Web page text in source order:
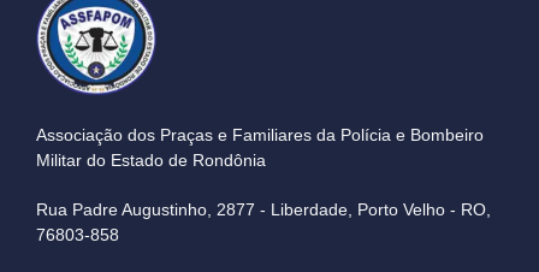
Associação dos Praças e Familiares da Polícia e Bombeiro
Militar do Estado de Rondônia
Rua Padre Augustinho, 2877 - Liberdade, Porto Velho - RO,
76803-858